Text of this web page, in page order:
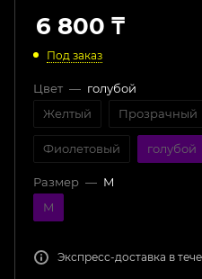
6 800 ₸
Под заказ
Цвет — голубой
Желтый
Прозрачный
Фиолетовый голубой
Размер — M
M
Экспресс-доставка в